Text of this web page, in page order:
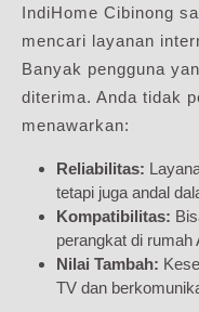
IndiHome Cibinong
mencari layanan
Banyak pengguna
diterima. Anda tidak
menawarkan:
Reliabilitas:
tetapi juga andal
Kompatibilitas:
perangkat di rumah
Nilai Tambah:
TV dan